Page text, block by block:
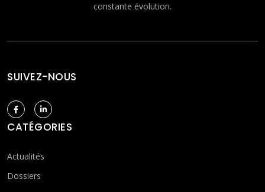
constante évolution.
SUIVEZ-NOUS
CATÉGORIES
Actualités
Dossiers